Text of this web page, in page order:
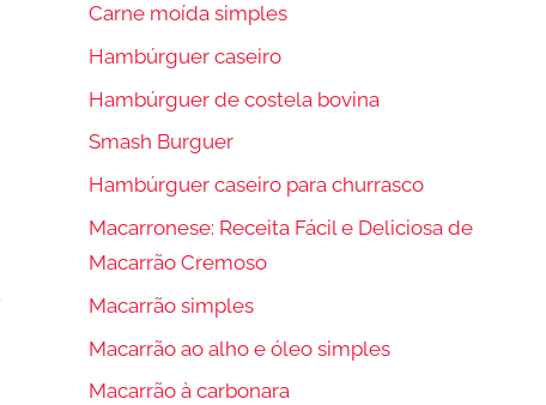
Carne moída simples
Hambúrguer caseiro
Hambúrguer de costela bovina
Smash Burguer
Hambúrguer caseiro para churrasco
Macarronese: Receita Fácil e Deliciosa de
Macarrão Cremoso
Macarrão simples
Macarrão ao alho e óleo simples
Macarrão à carbonara